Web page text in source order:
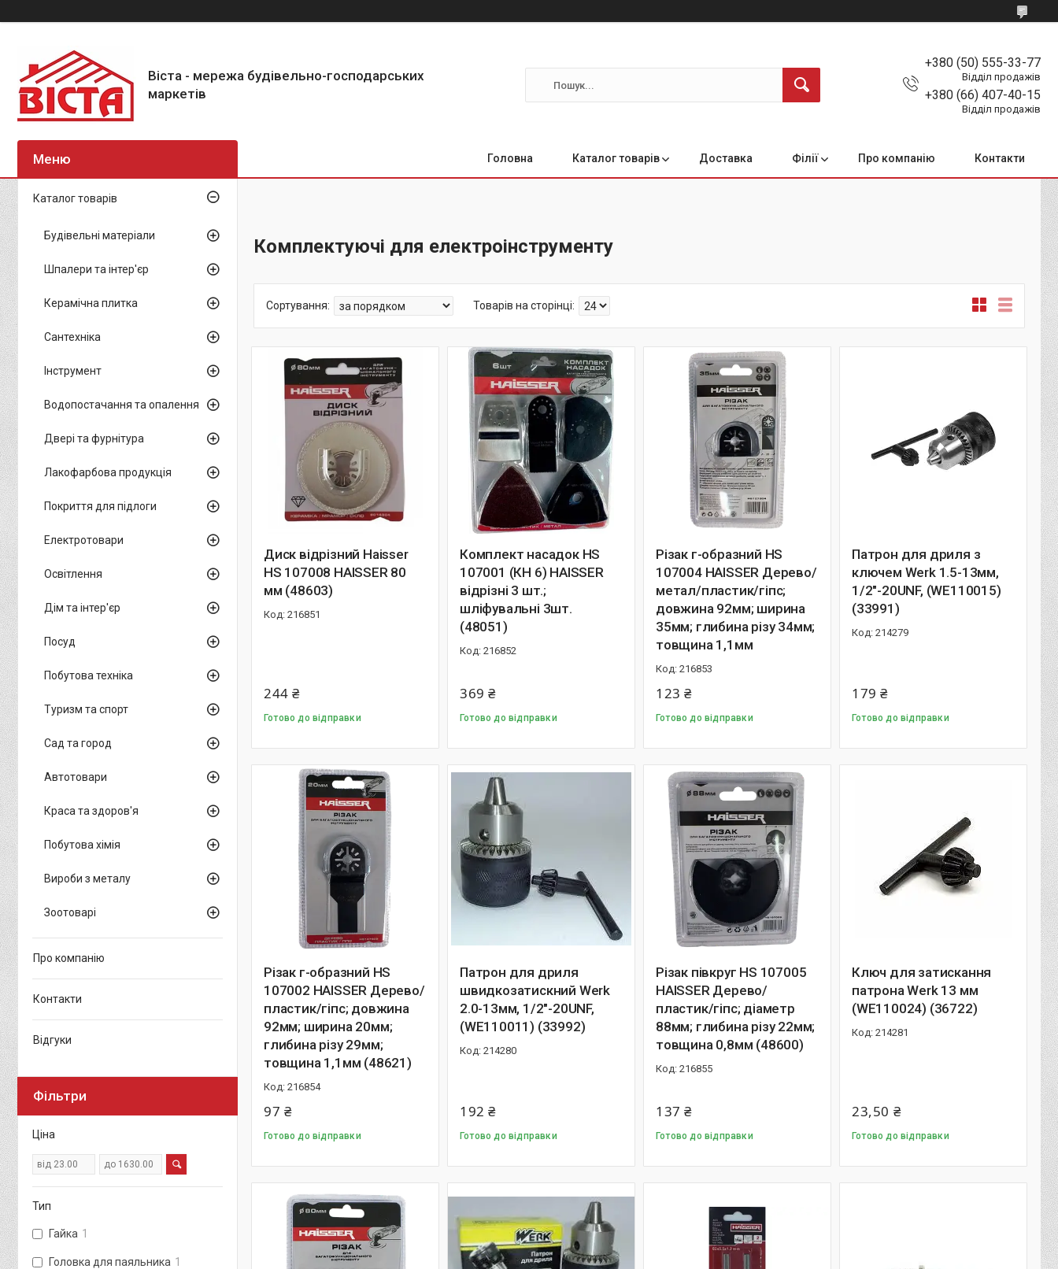
Віста - мережа будівельно-господарських
маркетів
+380 (50) 555-33-77
Відділ продажів
+380 (66) 407-40-15
Відділ продажів
Головна Каталог товарів Доставка Філії Про компанію Контакти
Комплектуючі для електроінструменту
Диск відрізний Haisser
НS 107008 HAISSER 80
мм (48603)
216851
244 ₴
Готово до відправки
Комплект насадок HS
107001 (КН 6) HAISSER
відрізні 3 шт.;
шліфувальні 3шт.
(48051)
216852
369 ₴
Готово до відправки
Різак г-образний НS
107004 HAISSER Дерево/
метал/пластик/гіпс;
довжина 92мм; ширина
35мм; глибина різу 34мм;
товщина 1,1мм
216853
123 ₴
Готово до відправки
Патрон для дриля з
ключем Werk 1.5-13мм,
1/2"-20UNF, (WE110015)
(33991)
214279
179 ₴
Готово до відправки
Різак г-образний НS
107002 HAISSER Дерево/
пластик/гіпс; довжина
92мм; ширина 20мм;
глибина різу 29мм;
товщина 1,1мм (48621)
216854
97 ₴
Готово до відправки
Патрон для дриля
швидкозатискний Werk
2.0-13мм, 1/2"-20UNF,
(WE110011) (33992)
214280
192 ₴
Готово до відправки
Різак півкруг НS 107005
HAISSER Дерево/
пластик/гіпс; діаметр
88мм; глибина різу 22мм;
товщина 0,8мм (48600)
216855
137 ₴
Готово до відправки
Ключ для затискання
патрона Werk 13 мм
(WE110024) (36722)
214281
23,50 ₴
Готово до відправки
Каталог товарів
Будівельні матеріали
Шпалери та інтер'єр
Керамічна плитка
Сантехніка
Інструмент
Водопостачання та опалення
Двері та фурнітура
Лакофарбова продукція
Покриття для підлоги
Електротовари
Освітлення
Дім та інтер'єр
Посуд
Побутова техніка
Туризм та спорт
Сад та город
Автотовари
Краса та здоров'я
Побутова хімія
Вироби з металу
Зоотоварі
Про компанію
Контакти
Відгуки
Фільтри
Ціна
Тип
Гайка 1
Головка для паяльника 1